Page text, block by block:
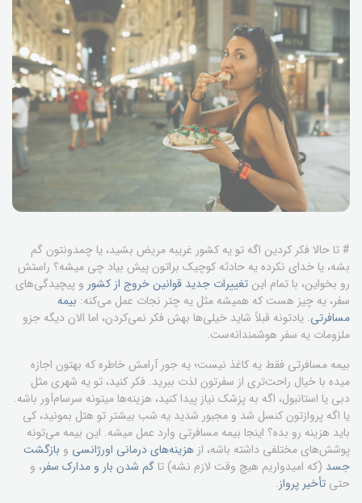
# تا حالا فکر کردین اگه تو یه کشور غریبه مریض بشید، یا چمدونتون گم
بشه، یا خدای نکرده یه حادثه کوچیک براتون پیش بیاد چی میشه؟ راستش
رو بخواین، با تمام این تغییرات جدید قوانین خروج از کشور و پیچیدگی‌های
سفر، یه چیز هست که همیشه مثل یه چتر نجات عمل می‌کنه: بیمه
مسافرتی. یادتونه قبلاً شاید خیلی‌ها بهش فکر نمی‌کردن، اما الان دیگه جزو
ملزومات یه سفر هوشمندانه‌ست.
بیمه مسافرتی فقط یه کاغذ نیست؛ یه جور آرامش خاطره که بهتون اجازه
میده با خیال راحت‌تری از سفرتون لذت ببرید. فکر کنید، تو یه شهری مثل
دبی یا استانبول، اگه به پزشک نیاز پیدا کنید، هزینه‌ها میتونه سرسام‌آور باشه.
یا اگه پروازتون کنسل شد و مجبور شدید یه شب بیشتر تو هتل بمونید، کی
باید هزینه رو بده؟ اینجا بیمه مسافرتی وارد عمل میشه. این بیمه می‌تونه
پوشش‌های مختلفی داشته باشه، از هزینه‌های درمانی اورژانسی و بازگشت
جسد (که امیدواریم هیچ وقت لازم نشه) تاگم شدن بار و مدارک سفر، و
حتی تأخیر پرواز.